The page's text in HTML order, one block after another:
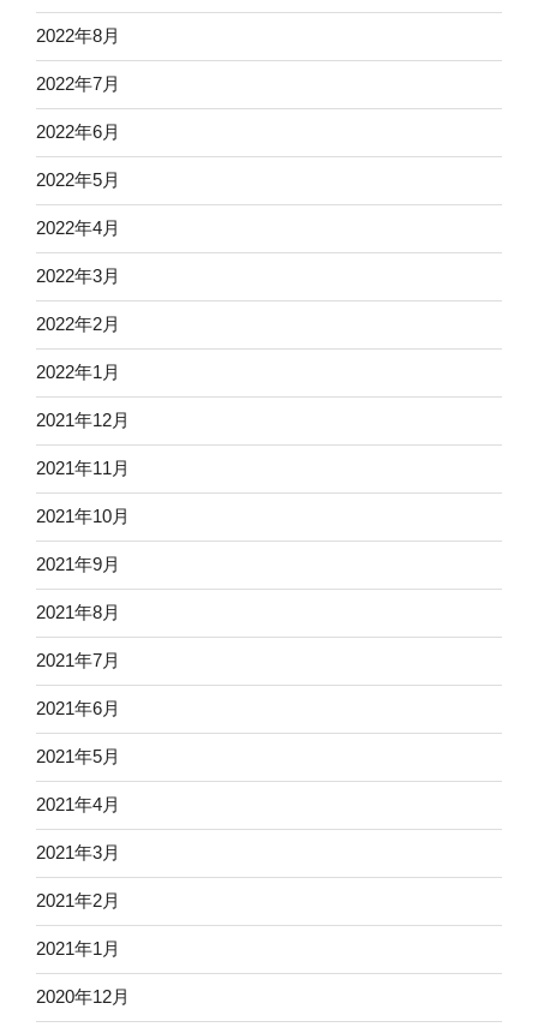
2022年8月
2022年7月
2022年6月
2022年5月
2022年4月
2022年3月
2022年2月
2022年1月
2021年12月
2021年11月
2021年10月
2021年9月
2021年8月
2021年7月
2021年6月
2021年5月
2021年4月
2021年3月
2021年2月
2021年1月
2020年12月